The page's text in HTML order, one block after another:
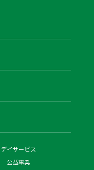
デイサービス
公益事業